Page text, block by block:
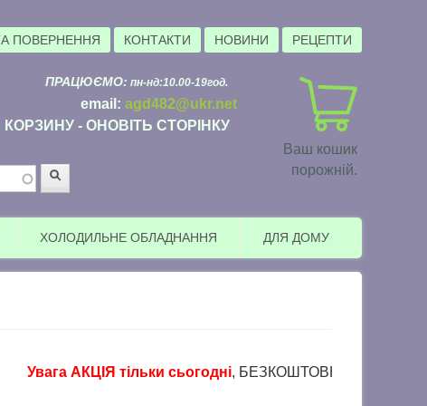
ПОВЕРНЕННЯ КОНТАКТИ НОВИНИ РЕЦЕПТИ
Ваш кошик
порожній.
ПРАЦЮЄМО: пн-нд:10.00-19год.
email: agd482@ukr.net
- ОНОВІТЬ СТОРІНКУ
ХОЛОДИЛЬНЕ ОБЛАДНАННЯ ДЛЯ ДОМУ
АКЦІЯ тільки сьогодні, БЕЗКОШТОВНА доставка в